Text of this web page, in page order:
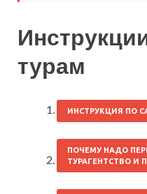
турам
ИНСТРУКЦИЯ ПО
ПОЧЕМУ НАДО
ТУРАГЕНТСТВО И